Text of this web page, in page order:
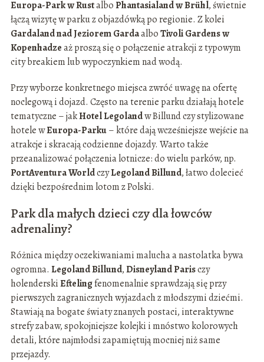
Europa-Park w RustalboPhantasialand w Brühl, świetnie
łączą wizytę w parku z objazdówką po regionie. Z kolei
Gardaland nad Jeziorem GardaalboTivoli Gardens w
Kopenhadzeaż proszą się o połączenie atrakcji z typowym
city breakiem lub wypoczynkiem nad wodą.
Przy wyborze konkretnego miejsca zwróć uwagę na ofertę
noclegową i dojazd. Często na terenie parku działają hotele
tematyczne – jakHotel Legolandw Billund czy stylizowane
hotele wEuropa-Parku– które dają wcześniejsze wejście na
atrakcje i skracają codzienne dojazdy. Warto także
przeanalizować połączenia lotnicze: do wielu parków, np.
PortAventura WorldczyLegoland Billund, łatwo dolecieć
dzięki bezpośrednim lotom z Polski.
Park dla małych dzieci czy dla łowców
adrenaliny?
Różnica między oczekiwaniami malucha a nastolatka bywa
ogromna. Legoland Billund,Disneyland Parisczy
holenderskiEftelingfenomenalnie sprawdzają się przy
pierwszych zagranicznych wyjazdach z młodszymi dziećmi.
Stawiają na bogate światy znanych postaci, interaktywne
strefy zabaw, spokojniejsze kolejki i mnóstwo kolorowych
detali, które najmłodsi zapamiętują mocniej niż same
przejazdy.